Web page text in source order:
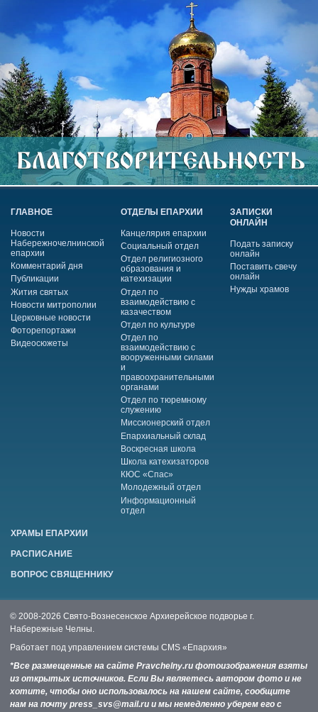
ГЛАВНОЕ
Новости
Набережночелнинской
епархии
Комментарий дня
Публикации
Жития святых
Новости митрополии
Церковные новости
Фоторепортажи
Видеосюжеты
ОТДЕЛЫ ЕПАРХИИ
Канцелярия епархии
Социальный отдел
Отдел религиозного
образования и
катехизации
Отдел по
взаимодействию с
казачеством
Отдел по культуре
Отдел по
взаимодействию с
вооруженными силами
и
правоохранительными
органами
Отдел по тюремному
служению
Миссионерский отдел
Епархиальный склад
Воскресная школа
Школа катехизаторов
КЮС «Спас»
Молодежный отдел
Информационный
отдел
ЗАПИСКИ
ОНЛАЙН
Подать записку
онлайн
Поставить свечу
онлайн
Нужды храмов
ХРАМЫ ЕПАРХИИ
РАСПИСАНИЕ
ВОПРОС СВЯЩЕННИКУ
© 2008-2026 Свято-Вознесенское Архиерейское подворье г.
Набережные Челны.
Работает под управлением системы CMS «Епархия»
*Все размещенные на сайте Pravchelny.ru фотоизображения взяты
из открытых источников. Если Вы являетесь автором фото и не
хотите, чтобы оно использовалось на нашем сайте, сообщите
нам на почту press_svs@mail.ru и мы немедленно уберем его с